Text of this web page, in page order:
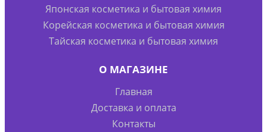
Японская косметика и бытовая химия
Корейская косметика и бытовая химия
Тайская косметика и бытовая химия
О МАГАЗИНЕ
Главная
Доставка и оплата
Контакты